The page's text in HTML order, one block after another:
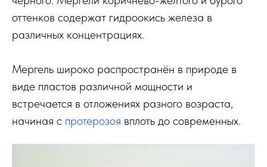
оттенков содержат гидроокись железа в
различных концентрациях.
Мергель широко распространён в природе в
виде пластов различной мощности и
встречается в отложениях разного возраста,
начиная с протерозоя вплоть до современных.